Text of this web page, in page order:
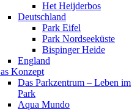
Het Heijderbos
Deutschland
Park Eifel
Park Nordseeküste
Bispinger Heide
England
Konzept
Das Parkzentrum – Leben im
Park
Aqua Mundo